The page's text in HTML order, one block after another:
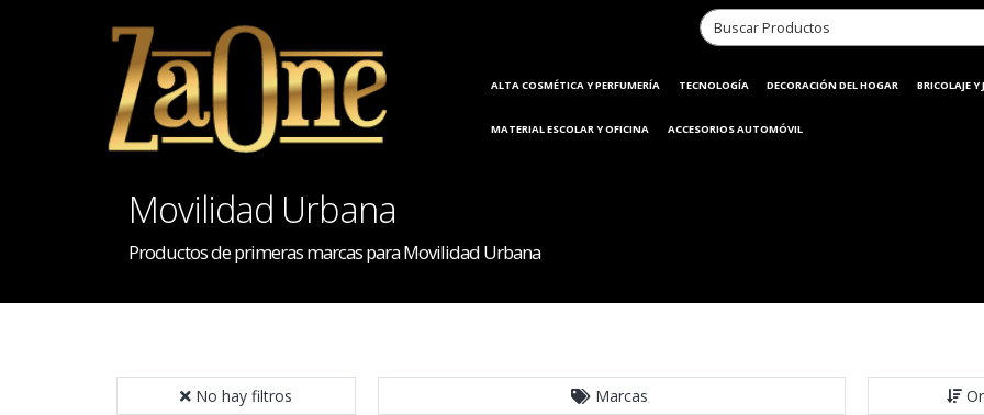
ALTA COSMÉTICA Y PERFUMERÍA TECNOLOGÍA DECORACIÓN DEL HOGAR BRICOLAJE Y
MATERIAL ESCOLAR Y OFICINA ACCESORIOS AUTOMÓVIL
Movilidad Urbana
Productos de primeras marcas para Movilidad Urbana
No hay filtros Marcas